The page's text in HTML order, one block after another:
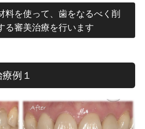
料を使って、歯をなるべく削
る審美治療を行います
例１